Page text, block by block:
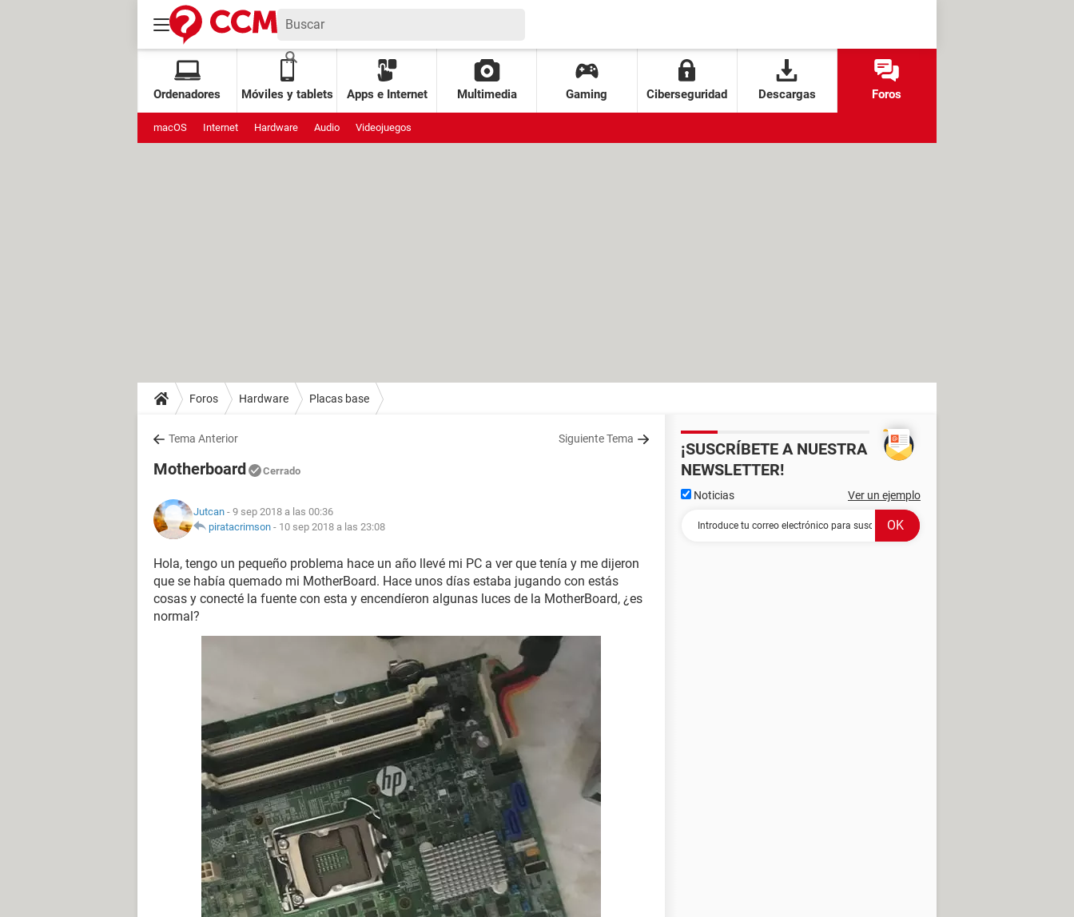
Ordenadores Móviles y tablets Apps e Internet Multimedia Gaming Ciberseguridad Descargas Foros
macOS Internet Hardware Audio Videojuegos
Foros Hardware Placas base
Tema Anterior Siguiente Tema
Motherboard Cerrado
Jutcan - 9 sep 2018 a las 00:36
piratacrimson - 10 sep 2018 a las 23:08
Hola, tengo un pequeño problema hace un año llevé mi PC a ver que tenía y me dijeron
que se había quemado mi MotherBoard. Hace unos días estaba jugando con estás
cosas y conecté la fuente con esta y encendíeron algunas luces de la MotherBoard, ¿es
normal?
¡SUSCRÍBETE A NUESTRA
NEWSLETTER!
Noticias Ver un ejemplo